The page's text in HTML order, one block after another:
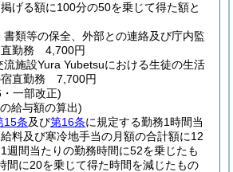
げる額に100分の50を乗じて得た額と
書類等の保全、外部との連絡及び庁内監
直勤務 4,700円
流施設Yura Yubetsuにおける生徒の生活
宿直勤務 7,700円
一部改正)
給与額の算出)
15条及び第16条に規定する勤務1時間当
料及び寒冷地手当の月額の合計額に12
週間当たりの勤務時間に52を乗じたも
間に20を乗じて得た時間を減じたもの